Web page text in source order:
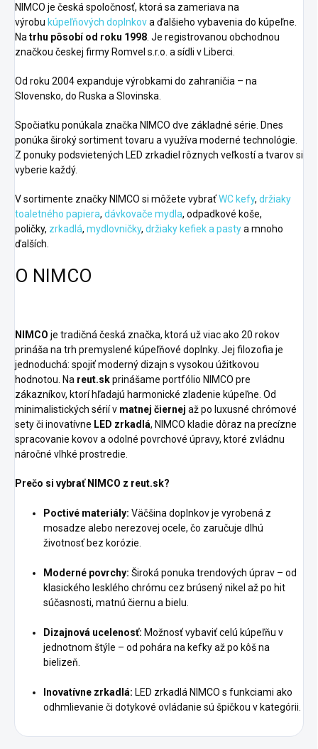
NIMCO je česká spoločnosť, ktorá sa zameriava na
výrobu kúpeľňových doplnkova ďalšieho vybavenia do kúpeľne.
Natrhu pôsobí od roku 1998. Je registrovanou obchodnou
značkou českej firmy Romvel s.r.o. a sídli v Liberci.
Od roku 2004 expanduje výrobkami do zahraničia – na
Slovensko, do Ruska a Slovinska.
Spočiatku ponúkala značka NIMCO dve základné série. Dnes
ponúka široký sortiment tovaru a využíva moderné technológie.
Z ponuky podsvietených LED zrkadiel rôznych veľkostí a tvarov si
vyberie každý.
V sortimente značky NIMCO si môžete vybraťWC kefy, držiaky
toaletného papiera, dávkovače mydla, odpadkové koše,
poličky, zrkadlá, mydlovničky, držiaky kefiek a pastya mnoho
ďalších.
O NIMCO
NIMCO je tradičná česká značka, ktorá už viac ako 20 rokov
prináša na trh premyslené kúpeľňové doplnky. Jej filozofia je
jednoduchá: spojiť moderný dizajn s vysokou úžitkovou
hodnotou. Na reut.skprinášame portfólio NIMCO pre
zákazníkov, ktorí hľadajú harmonické zladenie kúpeľne. Od
minimalistických sérií v matnej čiernej až po luxusné chrómové
sety či inovatívne LED zrkadlá, NIMCO kladie dôraz na precízne
spracovanie kovov a odolné povrchové úpravy, ktoré zvládnu
náročné vlhké prostredie.
Prečo si vybrať NIMCO z reut.sk?
Poctivé materiály: Väčšina doplnkov je vyrobená z
mosadze alebo nerezovej ocele, čo zaručuje dlhú
životnosť bez korózie.
Moderné povrchy: Široká ponuka trendových úprav – od
klasického lesklého chrómu cez brúsený nikel až po hit
súčasnosti, matnú čiernu a bielu.
Dizajnová ucelenosť: Možnosť vybaviť celú kúpeľňu v
jednotnom štýle – od pohára na kefky až po kôš na
bielizeň.
Inovatívne zrkadlá: LED zrkadlá NIMCO s funkciami ako
odhmlievanie či dotykové ovládanie sú špičkou v kategórii.